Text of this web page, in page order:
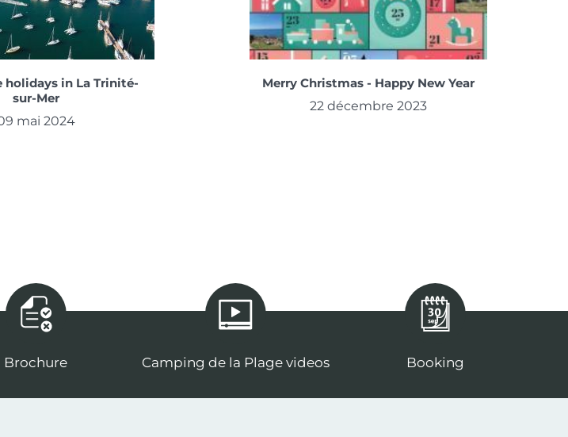
holidays in La Trinité-
sur-Mer
mai 2024
Merry Christmas - Happy New Year
22 décembre 2023
Brochure Camping de la Plage videos Booking